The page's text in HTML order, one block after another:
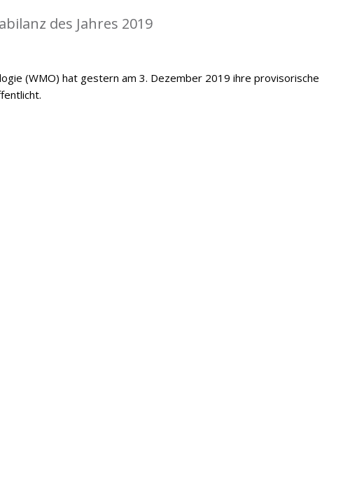
des Jahres 2019
(WMO) hat gestern am 3. Dezember 2019 ihre provisorische